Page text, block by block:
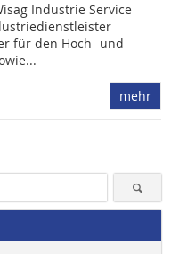
Industrie Service
für den Hoch- und
mehr